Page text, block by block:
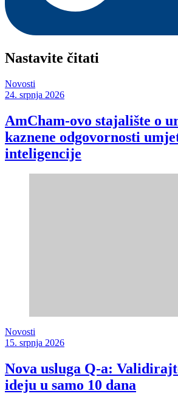
Nastavite čitati
Novosti
24. srpnja 2026
AmCham-ovo stajalište o
kaznene odgovornosti
inteligencije
Novosti
15. srpnja 2026
Nova usluga Q-a:
ideju u samo 10 dana